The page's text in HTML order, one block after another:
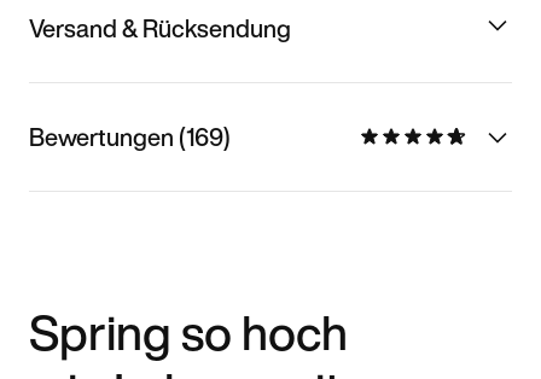
Versand & Rücksendung
Bewertungen (169)
Spring so hoch